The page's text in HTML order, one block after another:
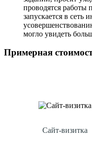
проводятся работы
запускается в сеть
могло увидеть
Примерная
Сайт-визитка